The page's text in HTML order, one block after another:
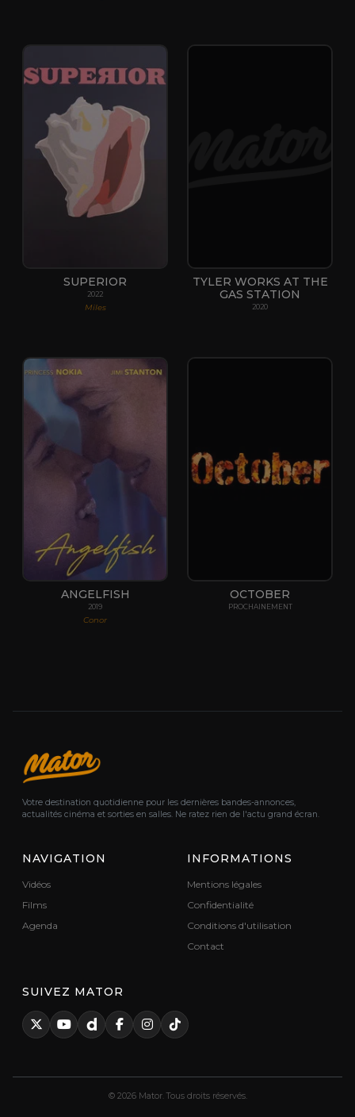
SUPERIOR
2022
Miles
TYLER WORKS AT THE
GAS STATION
2020
ANGELFISH
2019
Conor
OCTOBER
PROCHAINEMENT
Votre destination quotidienne pour les dernières bandes-annonces,
actualités cinéma et sorties en salles. Ne ratez rien de l'actu grand écran.
NAVIGATION
Vidéos
Films
Agenda
INFORMATIONS
Mentions légales
Confidentialité
Conditions d'utilisation
Contact
SUIVEZ MATOR
© 2026 Mator. Tous droits réservés.